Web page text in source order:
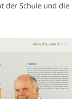
der Schule und die